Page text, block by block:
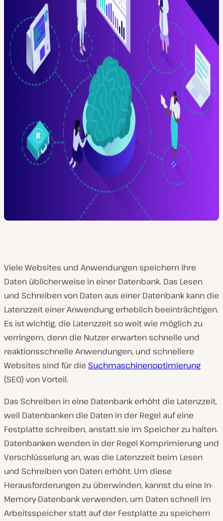
Viele Websites und Anwendungen speichern ihre
Daten üblicherweise in einer Datenbank. Das Lesen
und Schreiben von Daten aus einer Datenbank kann die
Latenzzeit einer Anwendung erheblich beeinträchtigen.
Es ist wichtig, die Latenzzeit so weit wie möglich zu
verringern, denn die Nutzer erwarten schnelle und
reaktionsschnelle Anwendungen, und schnellere
Websites sind für die Suchmaschinenoptimierung
(SEO) von Vorteil.
Das Schreiben in eine Datenbank erhöht die Latenzzeit,
weil Datenbanken die Daten in der Regel auf eine
Festplatte schreiben, anstatt sie im Speicher zu halten.
Datenbanken wenden in der Regel Komprimierung und
Verschlüsselung an, was die Latenzzeit beim Lesen
und Schreiben von Daten erhöht. Um diese
Herausforderungen zu überwinden, kannst du eine In-
Memory-Datenbank verwenden, um Daten schnell im
Arbeitsspeicher statt auf der Festplatte zu speichern